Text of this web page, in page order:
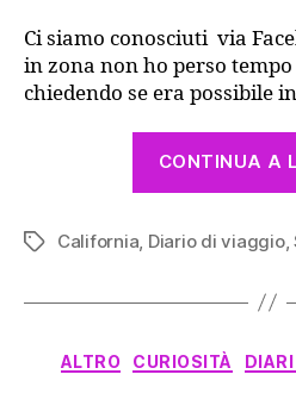
Ci siamo conosciuti via
in zona non ho perso
chiedendo se era possibile
CONTINUA A
Tag California, Diario di viaggio,
ALTRO CURIOSITÀ